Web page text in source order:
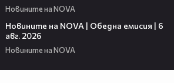
Новините на NOVA
Новините на NOVA | Обедна емисия | 6
авг. 2026
Новините на NOVA